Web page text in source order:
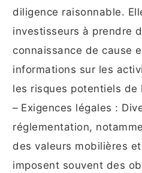
diligence raisonnable.
investisseurs à prendre
connaissance de cause
informations sur les
les risques potentiels de
– Exigences légales :
réglementation,
des valeurs mobilières
imposent souvent des